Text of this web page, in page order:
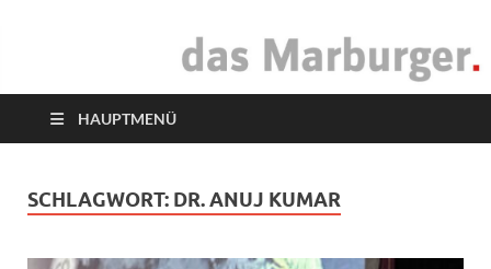
das Marburger.
HAUPTMENÜ
SCHLAGWORT: DR. ANUJ KUMAR